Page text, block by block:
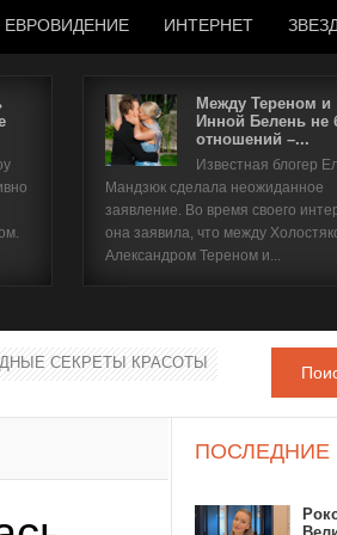
ЕВРОВИДЕНИЕ ИНТЕРНЕТ
Между Тереном и
Инной Белень не
отношений –...
Известная блогер
Мандзюк сделала неожиданное
заявление. Во время своего
она заявила, что между
Александром Тереном и...
СЕКРЕТЫ КРАСОТЫ
ПОСЛЕДНИЕ
пользователя
Забыли имя пользователя?